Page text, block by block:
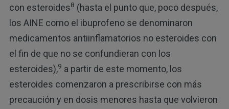
con esteroides8 (hasta el punto que, poco después,
los AINE como el ibuprofeno se denominaron
medicamentos antiinflamatorios no esteroides con
el fin de que no se confundieran con los
esteroides),9 a partir de este momento, los
esteroides comenzaron a prescribirse con más
precaución y en dosis menores hasta que volvieron